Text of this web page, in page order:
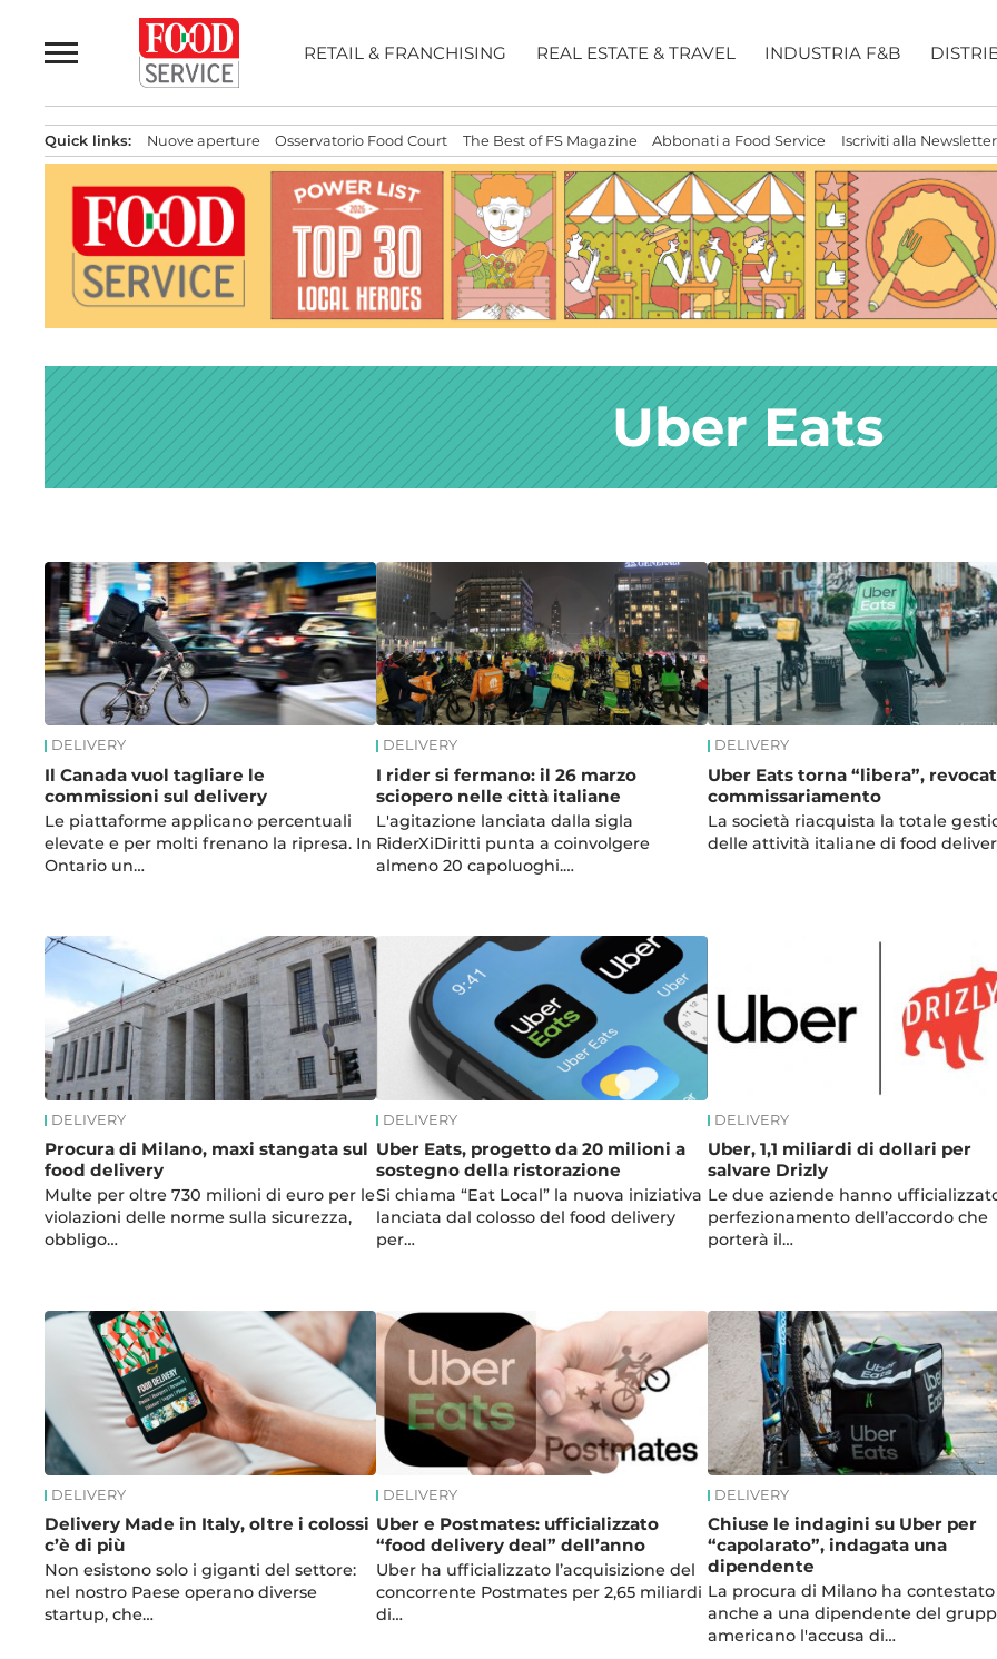
al
contenuto
RETAIL & FRANCHISING REAL ESTATE & TRAVEL INDUSTRIA F&B
Quick links: Nuove aperture Osservatorio Food Court The Best of FS Magazine Abbonati a Food Service Iscriviti alla Newsletter
Uber Eats
News
DELIVERY
Il Canada vuol tagliare le
commissioni sul delivery
Le piattaforme applicano percentuali
elevate e per molti frenano la ripresa. In
Ontario un…
DELIVERY
I rider si fermano: il 26 marzo
sciopero nelle città italiane
L'agitazione lanciata dalla sigla
RiderXiDiritti punta a coinvolgere
almeno 20 capoluoghi.…
DELIVERY
Uber Eats torna “libera”,
commissariamento
La società riacquista la totale
delle attività italiane di food
DELIVERY
Procura di Milano, maxi stangata sul
food delivery
Multe per oltre 730 milioni di euro per le
violazioni delle norme sulla sicurezza,
obbligo…
DELIVERY
Uber Eats, progetto da 20 milioni a
sostegno della ristorazione
Si chiama “Eat Local” la nuova iniziativa
lanciata dal colosso del food delivery
per…
DELIVERY
Uber, 1,1 miliardi di dollari per
salvare Drizly
Le due aziende hanno
perfezionamento dell’accordo che
porterà il…
DELIVERY
Delivery Made in Italy, oltre i colossi
c’è di più
Non esistono solo i giganti del settore:
nel nostro Paese operano diverse
startup, che…
DELIVERY
Uber e Postmates: ufficializzato
“food delivery deal” dell’anno
Uber ha ufficializzato l’acquisizione del
concorrente Postmates per 2,65 miliardi
di…
DELIVERY
Chiuse le indagini su Uber per
“capolarato”, indagata una
dipendente
La procura di Milano ha contestato
anche a una dipendente del
americano l'accusa di…